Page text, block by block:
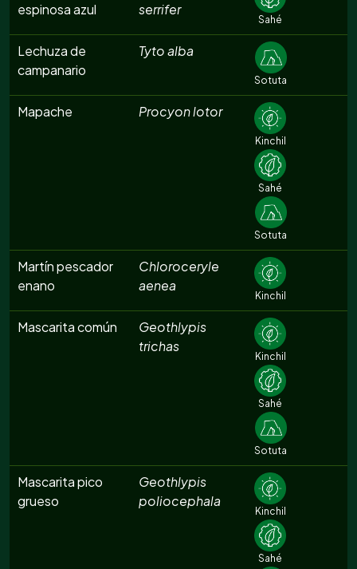
espinosa azul
serrifer
Sahé
Lechuza de
campanario
Tyto alba
Sotuta
Mapache Procyon lotor
Kinchil
Sahé
Sotuta
Martín pescador
enano
Chloroceryle
aenea
Kinchil
Mascarita común
Geothlypis
trichas
Kinchil
Sahé
Sotuta
Mascarita pico
grueso
Geothlypis
poliocephala
Kinchil
Sahé